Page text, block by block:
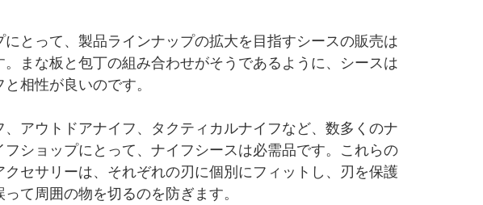
とって、製品ラインナップの拡大を目指すシースの販売は
まな板と包丁の組み合わせがそうであるように、シースは
相性が良いのです。
アウトドアナイフ、タクティカルナイフなど、数多くのナ
ショップにとって、ナイフシースは必需品です。これらの
セサリーは、それぞれの刃に個別にフィットし、刃を保護
て周囲の物を切るのを防ぎます。